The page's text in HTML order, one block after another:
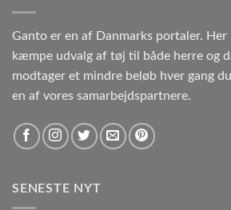
Ganto er en af Danmarks portaler.
kæmpe udvalg af tøj til både herre og
modtager et mindre beløb hver gang
en af vores samarbejdspartnere.
SENESTE NYT